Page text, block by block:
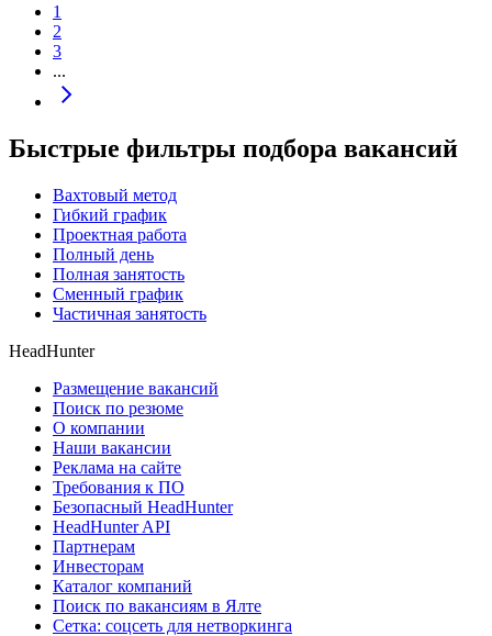
1
2
3
...
Быстрые фильтры подбора вакансий
Вахтовый метод
Гибкий график
Проектная работа
Полный день
Полная занятость
Сменный график
Частичная занятость
HeadHunter
Размещение вакансий
Поиск по резюме
О компании
Наши вакансии
Реклама на сайте
Требования к ПО
Безопасный HeadHunter
HeadHunter API
Партнерам
Инвесторам
Каталог компаний
Поиск по вакансиям в Ялте
Сетка: соцсеть для нетворкинга